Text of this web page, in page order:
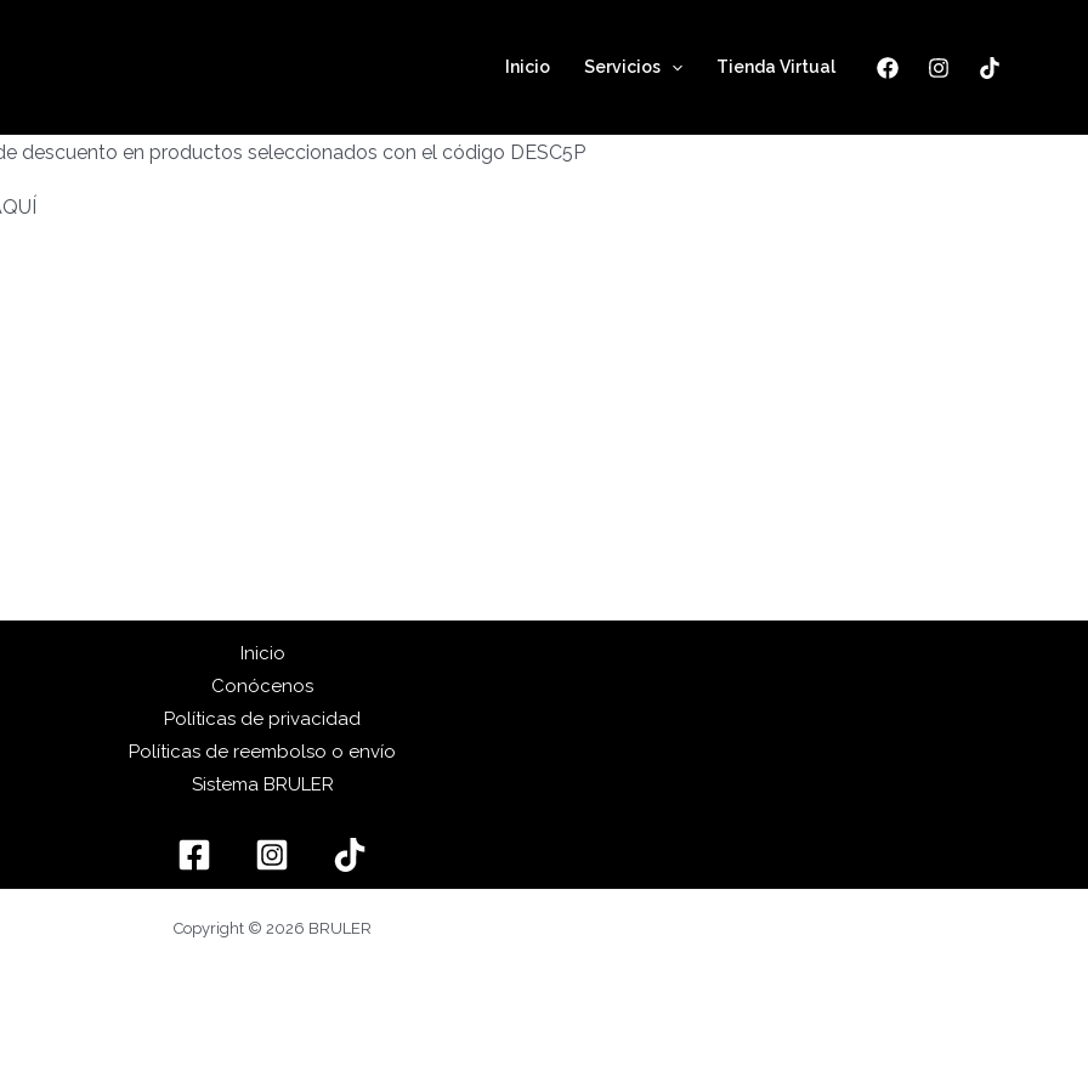
Inicio Servicios Tienda Virtual
descuento en productos seleccionados con el código DESC5P
Inicio
Conócenos
Políticas de privacidad
Políticas de reembolso o envío
Sistema BRULER
Copyright © 2026 BRULER